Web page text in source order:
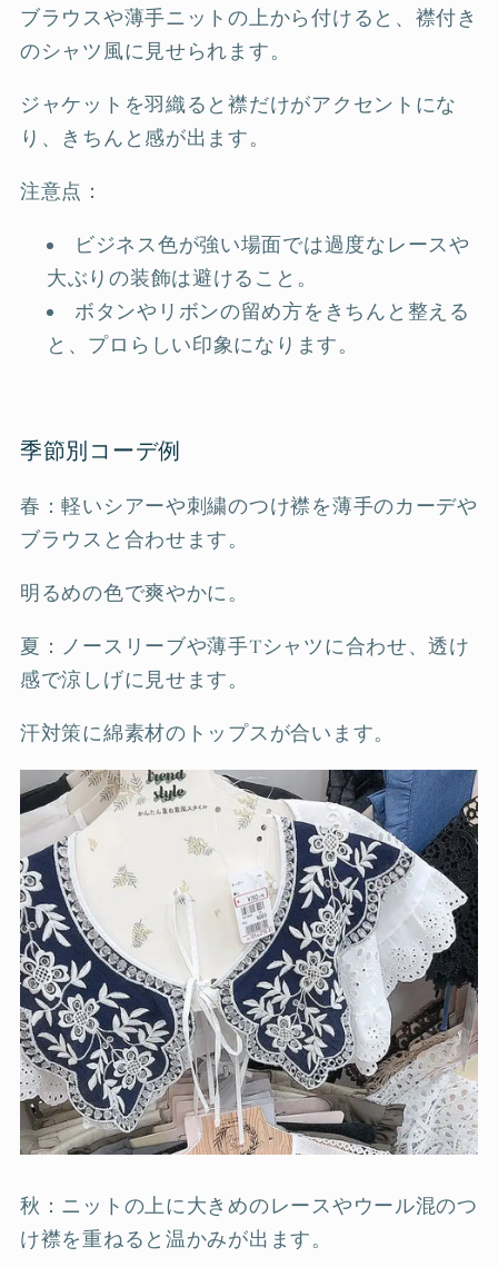
ブラウスや薄手ニットの上から付けると、襟付き
のシャツ風に見せられます。
ジャケットを羽織ると襟だけがアクセントにな
り、きちんと感が出ます。
注意点：
ビジネス色が強い場面では過度なレースや
大ぶりの装飾は避けること。
ボタンやリボンの留め方をきちんと整える
と、プロらしい印象になります。
季節別コーデ例
春：軽いシアーや刺繍のつけ襟を薄手のカーデや
ブラウスと合わせます。
明るめの色で爽やかに。
夏：ノースリーブや薄手Tシャツに合わせ、透け
感で涼しげに見せます。
汗対策に綿素材のトップスが合います。
秋：ニットの上に大きめのレースやウール混のつ
け襟を重ねると温かみが出ます。